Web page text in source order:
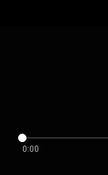
0:00